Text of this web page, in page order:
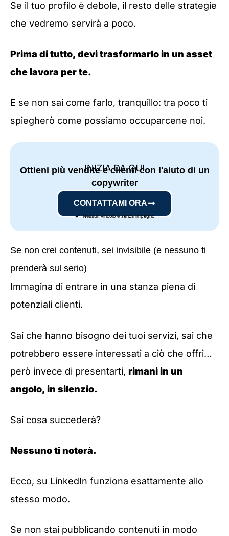
Se il tuo profilo è debole, il resto delle strategie
che vedremo servirà a poco.
Prima di tutto, devi trasformarlo in un asset
che lavora per te.
E se non sai come farlo, tranquillo: tra poco ti
spiegherò come possiamo occuparcene noi.
INIZIA DA QUI
Ottieni più vendite e clienti con l'aiuto di un
copywriter
CONTATTAMI ORA
Nessun vincolo e senza impegno
Se non crei contenuti, sei invisibile (e nessuno ti
prenderà sul serio)
Immagina di entrare in una stanza piena di
potenziali clienti.
Sai che hanno bisogno dei tuoi servizi, sai che
potrebbero essere interessati a ciò che offri…
però invece di presentarti, rimani in un
angolo, in silenzio.
Sai cosa succederà?
Nessuno ti noterà.
Ecco, su LinkedIn funziona esattamente allo
stesso modo.
Se non stai pubblicando contenuti in modo